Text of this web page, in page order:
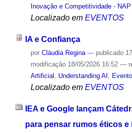
Inovação e Competitividade - NAP
Localizado em EVENTOS
IA e Confiança
por Cláudia Regina — publicado
modificação18/05/2026 16:52 —
Artificial , Understanding AI ,
Localizado em EVENTOS
IEA e Google lançam
para pensar rumos éticos e